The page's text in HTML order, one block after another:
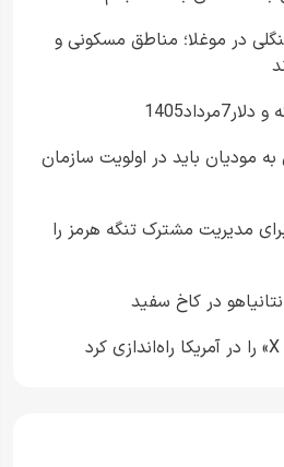
در موغلا؛ مناطق مسکونی و
مودیان باید در اولویت سازمان
مدیریت مشترک تنگه هرمز را
در کاخ سفید